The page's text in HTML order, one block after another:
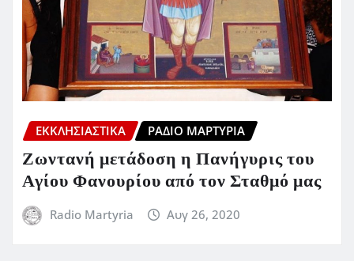
ΕΚΚΛΗΣΙΑΣΤΙΚΆ ΡΆΔΙΟ ΜΑΡΤΥΡΊΑ
Ζωντανή μετάδοση η Πανήγυρις του
Αγίου Φανουρίου από τον Σταθμό μας
Radio Martyria Αυγ 26, 2020